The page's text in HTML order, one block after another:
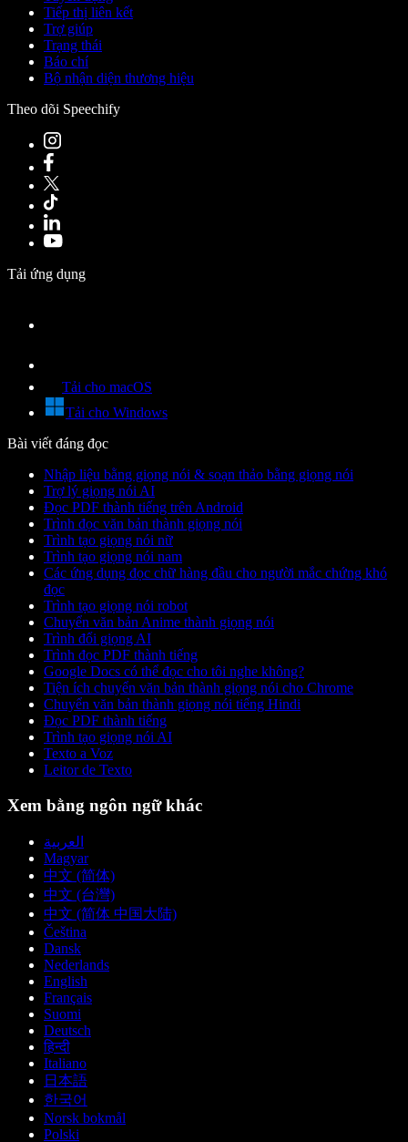
Tiếp thị liên kết
Trợ giúp
Trạng thái
Báo chí
Bộ nhận diện thương hiệu
Theo dõi Speechify
Tải ứng dụng
Tải cho macOS
Tải cho Windows
Bài viết đáng đọc
Nhập liệu bằng giọng nói & soạn thảo bằng giọng nói
Trợ lý giọng nói AI
Đọc PDF thành tiếng trên Android
Trình đọc văn bản thành giọng nói
Trình tạo giọng nói nữ
Trình tạo giọng nói nam
Các ứng dụng đọc chữ hàng đầu cho người mắc chứng khó
đọc
Trình tạo giọng nói robot
Chuyển văn bản Anime thành giọng nói
Trình đổi giọng AI
Trình đọc PDF thành tiếng
Google Docs có thể đọc cho tôi nghe không?
Tiện ích chuyển văn bản thành giọng nói cho Chrome
Chuyển văn bản thành giọng nói tiếng Hindi
Đọc PDF thành tiếng
Trình tạo giọng nói AI
Texto a Voz
Leitor de Texto
Xem bằng ngôn ngữ khác
العربية
Magyar
中文 (简体)
中文 (台灣)
中文 (简体 中国大陆)
Čeština
Dansk
Nederlands
English
Français
Suomi
Deutsch
हिन्दी
Italiano
日本語
한국어
Norsk bokmål
Polski